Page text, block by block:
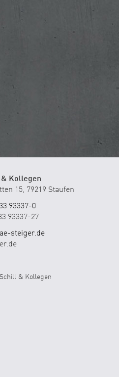
Kollegen
15, 79219 Staufen
93337-0
93337-27
steiger.de
& Kollegen